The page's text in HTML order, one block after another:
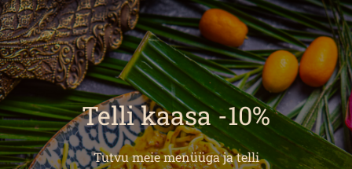
Telli kaasa -10%
Tutvu meie menüüga ja telli